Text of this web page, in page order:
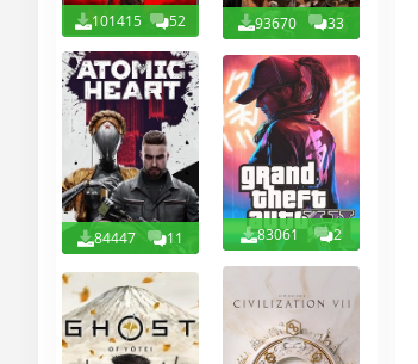
101415 52 93670 33
84447 11 83061 2